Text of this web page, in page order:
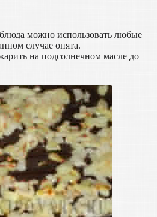
можно использовать любые
случае опята.
на подсолнечном масле до